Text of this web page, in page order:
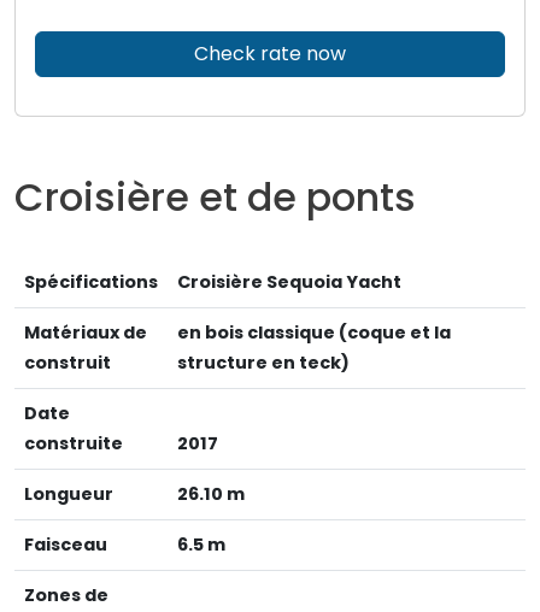
Check rate now
Croisière et de ponts
Spécifications Croisière Sequoia Yacht
Matériaux de
construit
en bois classique (coque et la
structure en teck)
Date
construite
2017
Longueur 26.10 m
Faisceau 6.5 m
Zones de